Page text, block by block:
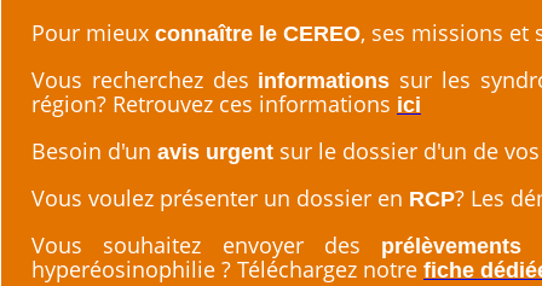
Pour mieux connaître le CEREO, ses missions
Vous recherchez des informations sur les
région? Retrouvez ces informations ici
Besoin d'un avis urgent sur le dossier d'un de
Vous voulez présenter un dossier en RCP? Les
Vous souhaitez envoyer des
prélèvements
hyperéosinophilie ? Téléchargez notre fiche